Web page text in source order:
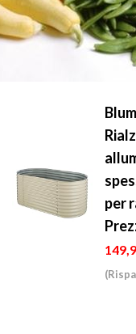
per